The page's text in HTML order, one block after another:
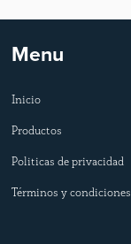
Menu
Inicio
Productos
Politicas de privacidad
Términos y condiciones